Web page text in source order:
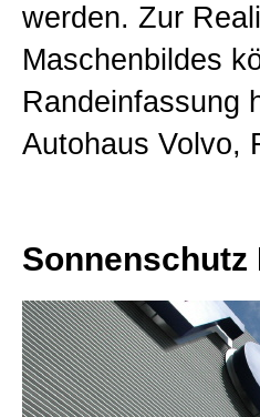
AGB
Datenschutz
werden. Zur
Maschenbildes
Randeinfassung
Autohaus Volvo,
Sonnenschutz